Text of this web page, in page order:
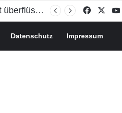
Facebook
Datenschutz Impressum